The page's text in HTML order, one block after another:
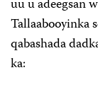
uu u adeegsan
Tallaabooyinka
qabashada
ka: